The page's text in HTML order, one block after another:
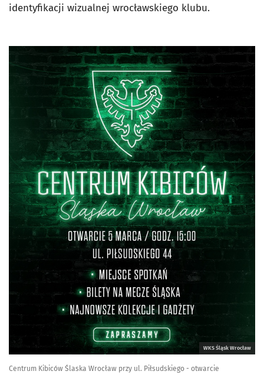
identyfikacji wizualnej wrocławskiego klubu.
WKS Śląsk Wrocław
Centrum Kibiców Ślaska Wrocław przy ul. Piłsudskiego - otwarcie